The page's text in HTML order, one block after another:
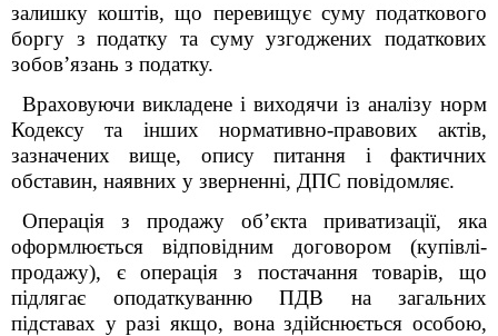
залишку коштів, що перевищує суму податкового
боргу з податку та суму узгоджених податкових
зобов’язань з податку.
Враховуючи викладене і виходячи із аналізу норм
Кодексу та інших нормативно-правових актів,
зазначених вище, опису питання і фактичних
обставин, наявних у зверненні, ДПС повідомляє.
Операція з продажу об’єкта приватизації, яка
оформлюється відповідним договором (купівлі-
продажу), є операція з постачання товарів, що
підлягає оподаткуванню ПДВ на загальних
підставах у разі якщо, вона здійснюється особою,